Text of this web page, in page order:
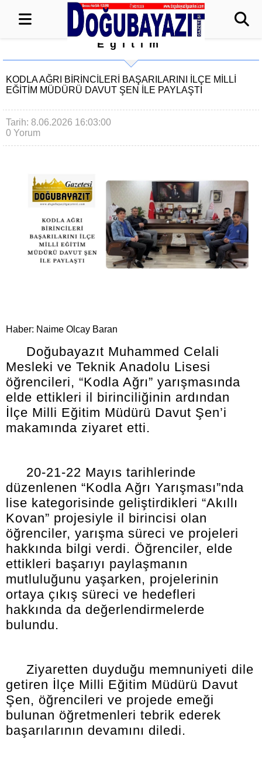
Eğitim
KODLA AĞRI BİRİNCİLERİ BAŞARILARINI İLÇE MİLLİ
EĞİTİM MÜDÜRÜ DAVUT ŞEN İLE PAYLAŞTI
Tarih: 8.06.2026 16:03:00
0 Yorum
Haber: Naime Olcay Baran
Doğubayazıt Muhammed Celali
Mesleki ve Teknik Anadolu Lisesi
öğrencileri, “Kodla Ağrı” yarışmasında
elde ettikleri il birinciliğinin ardından
İlçe Milli Eğitim Müdürü Davut Şen’i
makamında ziyaret etti.
20-21-22 Mayıs tarihlerinde
düzenlenen “Kodla Ağrı Yarışması”nda
lise kategorisinde geliştirdikleri “Akıllı
Kovan” projesiyle il birincisi olan
öğrenciler, yarışma süreci ve projeleri
hakkında bilgi verdi. Öğrenciler, elde
ettikleri başarıyı paylaşmanın
mutluluğunu yaşarken, projelerinin
ortaya çıkış süreci ve hedefleri
hakkında da değerlendirmelerde
bulundu.
Ziyaretten duyduğu memnuniyeti dile
getiren İlçe Milli Eğitim Müdürü Davut
Şen, öğrencileri ve projede emeği
bulunan öğretmenleri tebrik ederek
başarılarının devamını diledi.